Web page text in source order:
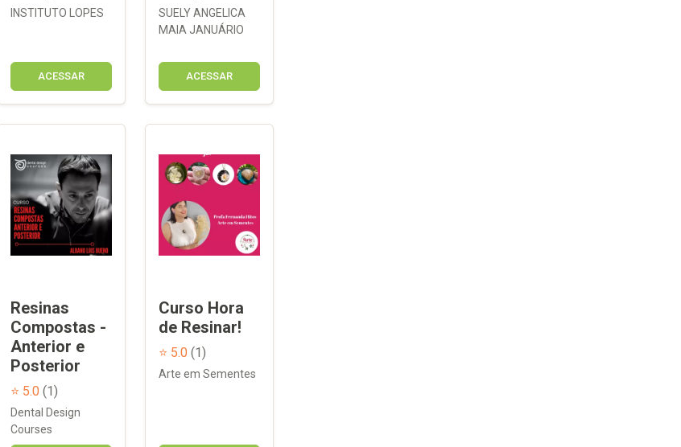
INSTITUTO LOPES
ACESSAR
SUELY ANGELICA
MAIA JANUÁRIO
ACESSAR
Resinas
Compostas -
Anterior e
Posterior
⭐ 5.0 (1)
Dental Design
Courses
Curso Hora
de Resinar!
⭐ 5.0 (1)
Arte em Sementes